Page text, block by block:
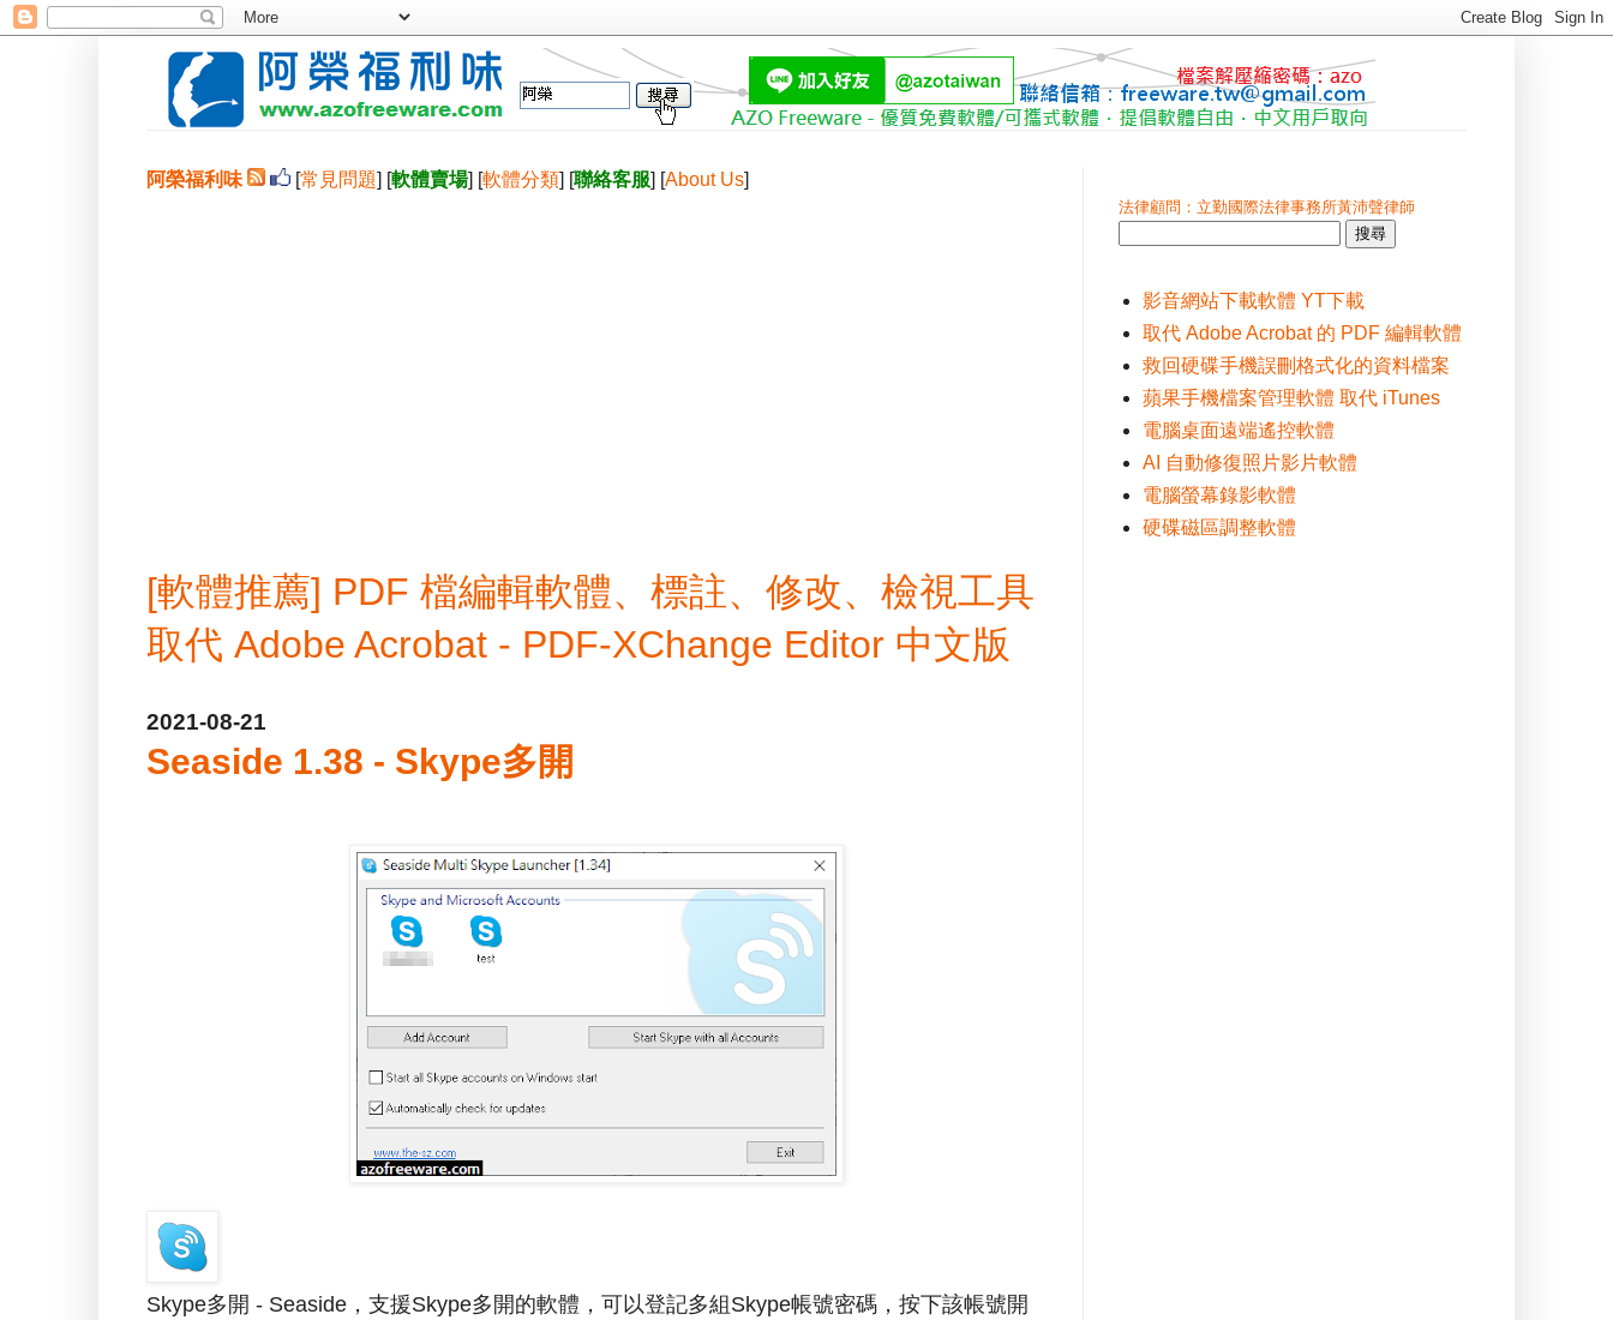
阿榮福利味 [常見問題] [軟體賣場] [軟體分類] [聯絡客服] [About Us]
[軟體推薦] PDF 檔編輯軟體、標註、修改、檢視工具
取代 Adobe Acrobat - PDF-XChange Editor 中文版
2021-08-21
Seaside 1.38 - Skype多開
Skype多開 - Seaside，支援Skype多開的軟體，可以登記多組Skype帳號密碼，按下該帳號開
法律顧問：立勤國際法律事務所黃沛聲律師
影音網站下載軟體 YT下載
取代 Adobe Acrobat 的 PDF 編輯軟體
救回硬碟手機誤刪格式化的資料檔案
蘋果手機檔案管理軟體 取代 iTunes
電腦桌面遠端遙控軟體
AI 自動修復照片影片軟體
電腦螢幕錄影軟體
硬碟磁區調整軟體